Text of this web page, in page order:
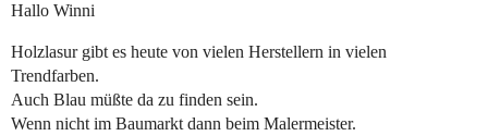
Hallo Winni
Holzlasur gibt es heute von vielen Herstellern in vielen
Trendfarben.
Auch Blau müßte da zu finden sein.
Wenn nicht im Baumarkt dann beim Malermeister.